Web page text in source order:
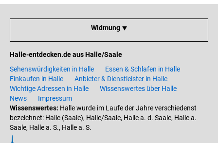
Widmung ⯆
Halle-entdecken.de aus Halle/Saale
Sehenswürdigkeiten in Halle
Essen & Schlafen in Halle
Einkaufen in Halle
Anbieter & Dienstleister in Halle
Wichtige Adressen in Halle
Wissenswertes über Halle
News
Impressum
Wissenswertes: Halle wurde im Laufe der Jahre verschiedenst
bezeichnet: Halle (Saale), Halle/Saale, Halle a. d. Saale, Halle a.
Saale, Halle a. S., Halle a. S.